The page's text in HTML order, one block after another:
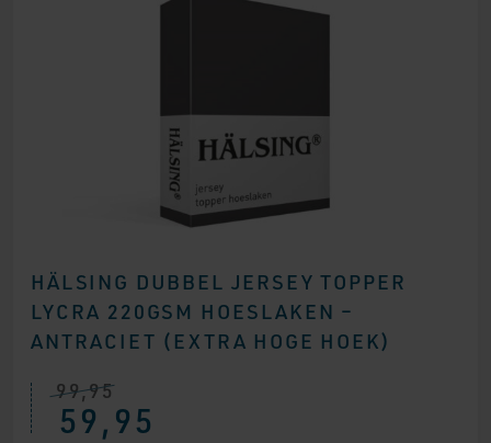
HÄLSING DUBBEL JERSEY TOPPER
LYCRA 220GSM HOESLAKEN –
ANTRACIET (EXTRA HOGE HOEK)
99,95
59,95